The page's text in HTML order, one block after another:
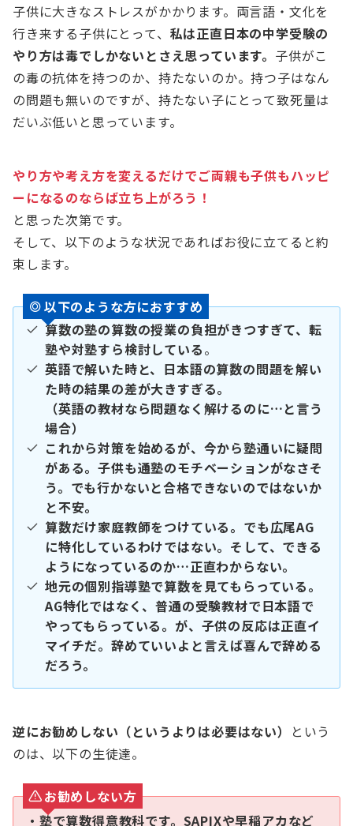
子供に大きなストレスがかかります。両言語・文化を
行き来する子供にとって、 私は正直日本の中学受験の
やり方は毒でしかないとさえ思っています。 子供がこ
の毒の抗体を持つのか、持たないのか。持つ子はなん
の問題も無いのですが、持たない子にとって致死量は
だいぶ低いと思っています。
やり方や考え方を変えるだけでご両親も子供もハッピ
ーになるのならば立ち上がろう！
と思った次第です。
そして、以下のような状況であればお役に立てると約
束します。
以下のような方におすすめ
算数の塾の算数の授業の負担がきつすぎて、転
塾や対塾すら検討している。
英語で解いた時と、日本語の算数の問題を解い
た時の結果の差が大きすぎる。
（英語の教材なら問題なく解けるのに…と言う
場合）
これから対策を始めるが、今から塾通いに疑問
がある。子供も通塾のモチベーションがなさそ
う。でも行かないと合格できないのではないか
と不安。
算数だけ家庭教師をつけている。でも広尾AG
に特化しているわけではない。そして、できる
ようになっているのか…正直わからない。
地元の個別指導塾で算数を見てもらっている。
AG特化ではなく、普通の受験教材で日本語で
やってもらっている。が、子供の反応は正直イ
マイチだ。辞めていいよと言えば喜んで辞める
だろう。
逆にお勧めしない（というよりは必要はない）
という
のは、以下の生徒達。
お勧めしない方
・塾で算数得意教科です。SAPIXや早稲アカなど